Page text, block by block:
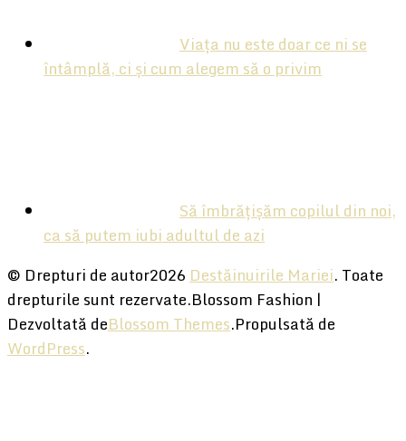
Viața nu este doar ce ni se
întâmplă, ci și cum alegem să o privim
Să îmbrățișăm copilul din noi,
ca să putem iubi adultul de azi
© Drepturi de autor2026 Destăinuirile Mariei. Toate
drepturile sunt rezervate.Blossom Fashion |
Dezvoltată deBlossom Themes.Propulsată de
WordPress.